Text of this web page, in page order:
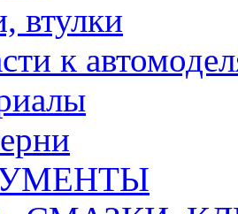
втулки
к